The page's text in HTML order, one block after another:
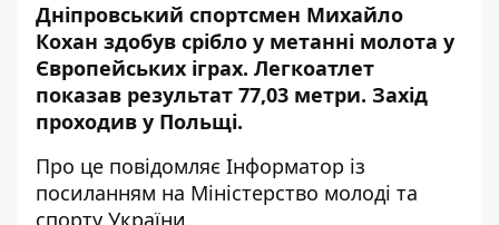
Дніпровський спортсмен Михайло
Кохан здобув срібло у метанні молота у
Європейських іграх. Легкоатлет
показав результат 77,03 метри. Захід
проходив у Польщі.
Про це повідомляє Інформатор із
посиланням на Міністерство молоді та
спорту України.